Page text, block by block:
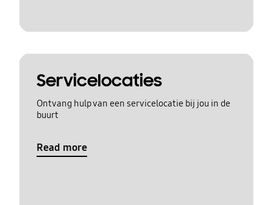
Servicelocaties
Ontvang hulp van een servicelocatie bij jou in de
buurt
Read more